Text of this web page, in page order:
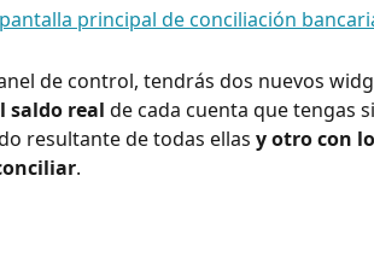
de control, tendrás dos nuevos
saldo real de cada cuenta que tengas
resultante de todas ellas y otro con
.